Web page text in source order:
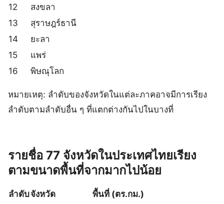
12
สงขลา
13
สุราษฎร์ธานี
14
ยะลา
15
แพร่
16
พิษณุโลก
หมายเหตุ: ลำดับของจังหวัดในแต่ละภาคอาจมีการเรียง
ลำดับตามลำดับอื่น ๆ ที่แตกต่างกันไปในบางที่
รายชื่อ 77 จังหวัดในประเทศไทยเรียง
ตามขนาดพื้นที่จากมากไปน้อย
ลำดับจังหวัด
พื้นที่ (ตร.กม.)